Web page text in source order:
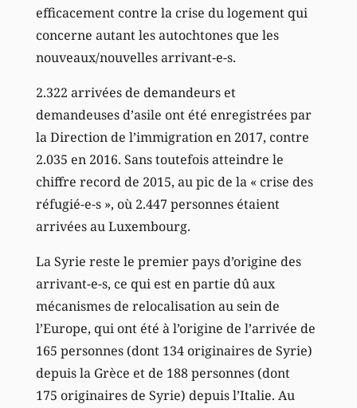
efficacement contre la crise du logement qui
concerne autant les autochtones que les
nouveaux/nouvelles arrivant-e-s.
2.322 arrivées de demandeurs et
demandeuses d’asile ont été enregistrées par
la Direction de l’immigration en 2017, contre
2.035 en 2016. Sans toutefois atteindre le
chiffre record de 2015, au pic de la « crise des
réfugié-e-s », où 2.447 personnes étaient
arrivées au Luxembourg.
La Syrie reste le premier pays d’origine des
arrivant-e-s, ce qui est en partie dû aux
mécanismes de relocalisation au sein de
l’Europe, qui ont été à l’origine de l’arrivée de
165 personnes (dont 134 originaires de Syrie)
depuis la Grèce et de 188 personnes (dont
175 originaires de Syrie) depuis l’Italie. Au